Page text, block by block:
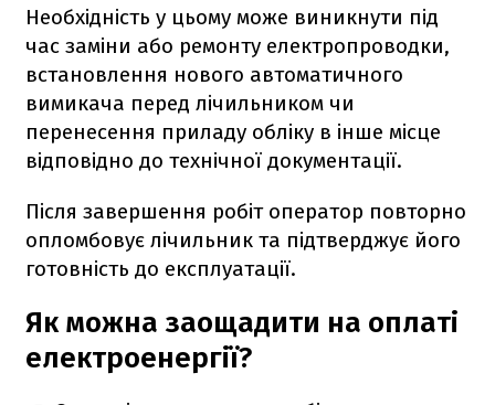
Необхідність у цьому може виникнути під
час заміни або ремонту електропроводки,
встановлення нового автоматичного
вимикача перед лічильником чи
перенесення приладу обліку в інше місце
відповідно до технічної документації.
Після завершення робіт оператор повторно
опломбовує лічильник та підтверджує його
готовність до експлуатації.
Як можна заощадити на оплаті
електроенергії?